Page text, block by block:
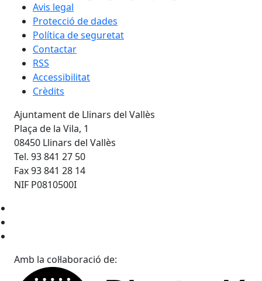
Avis legal
Protecció de dades
Política de seguretat
Contactar
RSS
Accessibilitat
Crèdits
Ajuntament de Llinars del Vallès
Plaça de la Vila, 1
08450 Llinars del Vallès
Tel. 93 841 27 50
Fax 93 841 28 14
NIF P0810500I
Amb la col·laboració de: